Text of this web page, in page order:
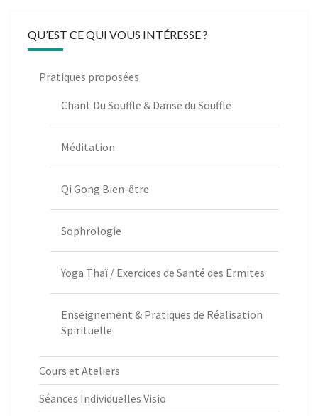
QU’EST CE QUI VOUS INTÉRESSE ?
Pratiques proposées
Chant Du Souffle & Danse du Souffle
Méditation
Qi Gong Bien-être
Sophrologie
Yoga Thaï / Exercices de Santé des Ermites
Enseignement & Pratiques de Réalisation
Spirituelle
Cours et Ateliers
Séances Individuelles Visio